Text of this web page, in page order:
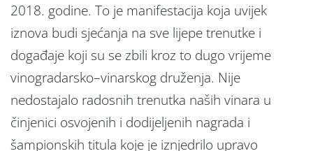
2018. godine. To je manifestacija koja uvijek
iznova budi sjećanja na sve lijepe trenutke i
događaje koji su se zbili kroz to dugo vrijeme
vinogradarsko–vinarskog druženja. Nije
nedostajalo radosnih trenutka naših vinara u
činjenici osvojenih i dodijeljenih nagrada i
šampionskih titula koje je iznjedrilo upravo